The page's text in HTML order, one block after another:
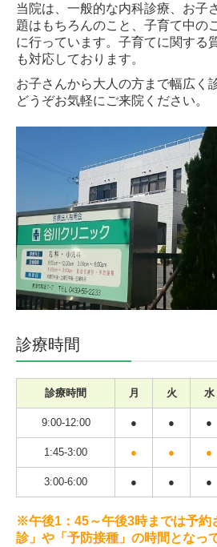
当院は、一般的な内科診療、お子
題はもちろんのこと、子育て中の
に行っています。子育てに関する
も対応しております。
お子さんから大人の方まで幅広く
どうぞお気軽にご来院ください。
診療時間
診療時間 月 火 水
9:00-12:00 ● ● ●
1:45-3:00 ● ● ●
3:00-6:00 ● ● ●
※午後1：45～午後3時までは予約
診」や「予防接種」の時間となっ